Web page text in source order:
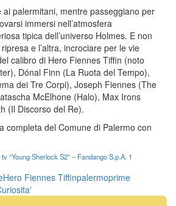
ai palermitani, mentre passeggiano per
immersi nell’atmosfera
tipica dell’universo Holmes. E non
e l’altra, incrociare per le vie
calibro di Hero Fiennes Tiffin (noto
Dónal Finn (La Ruota del Tempo),
dei Tre Corpi), Joseph Fiennes (The
McElhone (Halo), Max Irons
(Il Discorso del Re).
completa del Comune di Palermo con
“Young Sherlock S2” – Fandango S.p.A. 1
Hero Fiennes Tiffinpalermoprime